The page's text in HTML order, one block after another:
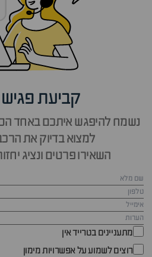
קביעת
נשמח להיפגש איתכם באחד
למצוא בדיוק את
השאירו פרטים ונציג
מתעניינים בטרייד אין
רוצים לשמוע על אפשרויות מימון